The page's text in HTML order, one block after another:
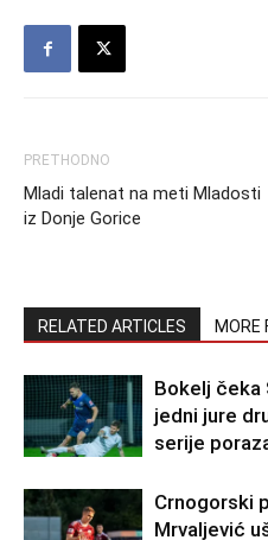
PRETHODNO
Mladi talenat na meti Mladosti
iz Donje Gorice
RELATED ARTICLES MORE
Bokelj čeka
jedni jure
serije
Crnogorski
Mrvaljević